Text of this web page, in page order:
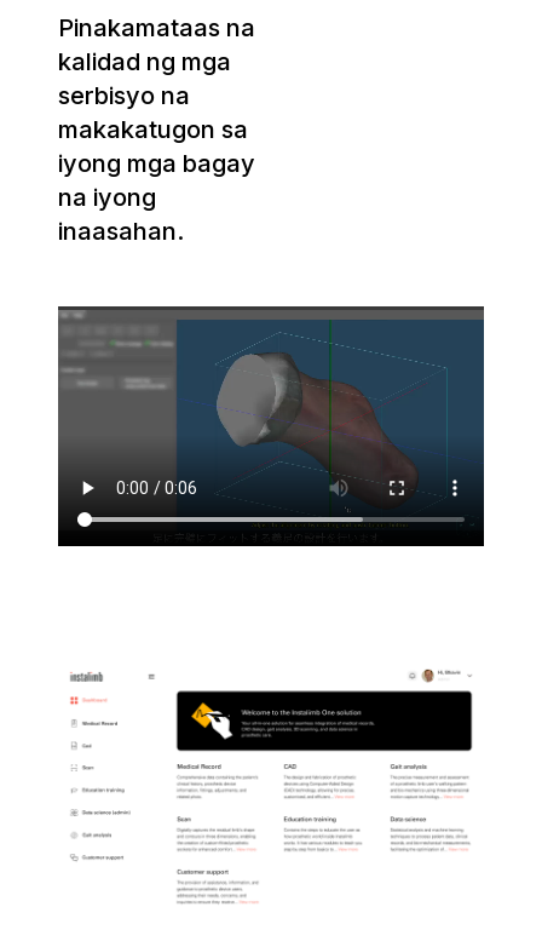
Pinakamataas na
kalidad ng mga
serbisyo na
makakatugon sa
iyong mga bagay
na iyong
inaasahan.